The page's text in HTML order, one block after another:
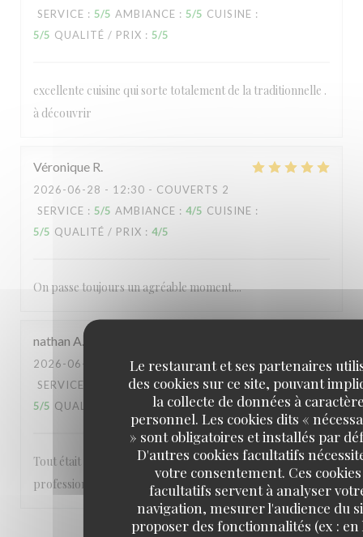
Le restaurant et ses partenaires
des cookies sur ce site, pouvant
la collecte de données à
personnel. Les cookies dits «
» sont obligatoires et installés par
D'autres cookies facultatifs
votre consentement. Ces cookies
facultatifs servent à analyser
navigation, mesurer l'audience du
proposer des fonctionnalités (ex : en
SERVICE : 5/5 AMBIANCE : 5/5 CUISINE :
5/5 QUALITÉ / PRIX : 5/5
excellente cuisine qui sorte totalement de la traditionnelle .
à découvrir
Véronique R
2026-06-28 - 12:30 - COUVERTS 2
SERVICE : 5/5 AMBIANCE : 4/5 CUISINE :
5/5 QUALITÉ / PRIX : 4/5
On passe toujours un agréable moment....
nathan A
2026-06-28
- 12:30 - COUVERTS 2
SERVICE
AMBIANCE: 5/5 CUISINE:
5/5 QUALITÉ / PRIX 5/5
Tout était parfait personnels très agréable et
professionnel A refaire